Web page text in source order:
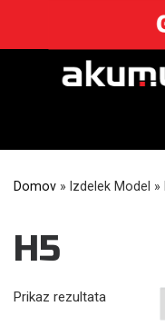
content
Domov » Izdelek Model »
H5
Prikaz rezultata